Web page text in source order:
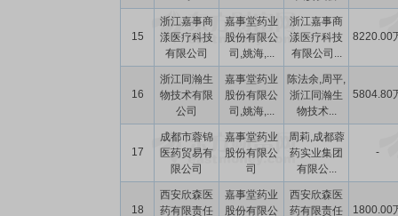
15
浙江嘉事商
漾医疗科技
有限公司
嘉事堂药业
股份有限公
司,姚海,...
浙江嘉事商
漾医疗科技
有限公司...
8220.00
16
浙江同瀚生
物技术有限
公司
嘉事堂药业
股份有限公
司,姚海,...
陈法余,周平,
浙江同瀚生
物技术...
5804.80
17
成都市蓉锦
医药贸易有
限公司
嘉事堂药业
股份有限公
司
周莉,成都蓉
药实业集团
有限公...
-
18
西安欣森医
药有限责任
嘉事堂药业
股份有限公
西安欣森医
药有限责任
1800.00